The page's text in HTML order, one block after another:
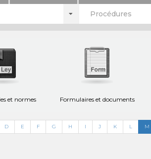
Procédures
et normes Formulaires et documents
D E F G H I J K L M